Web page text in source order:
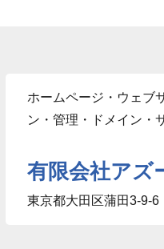
ホームページ・ウェブ
ン・管理・ドメイン・
有限会社アズ
東京都大田区蒲田3-9-6